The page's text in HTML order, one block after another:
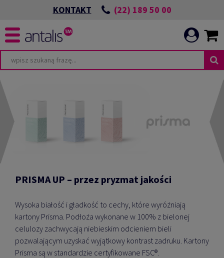
KONTAKT (22) 189 50 00
PRISMA UP – przez pryzmat jakości
Wysoka białość i gładkość to cechy, które wyróżniają
kartony Prisma. Podłoża wykonane w 100% z bielonej
celulozy zachwycają niebieskim odcieniem bieli
pozwalającym uzyskać wyjątkowy kontrast zadruku. Kartony
Prisma są w standardzie certyfikowane FSC®.